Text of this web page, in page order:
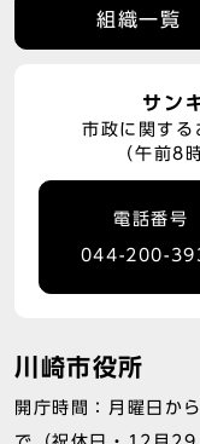
組織一覧
サン
市政に関する
（午前8
電話番号
044-200-
川崎市役所
開庁時間：月曜日か